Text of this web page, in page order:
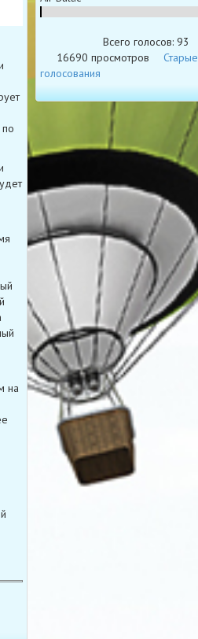
на
Всего голосов: 93
16690 просмотров
Старые
голосования